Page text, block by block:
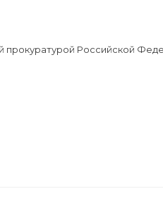
Российской